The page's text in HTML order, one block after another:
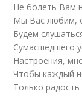
Не болеть Вам
Мы Вас любим,
Будем
Сумасшедшего
Настроения,
Чтобы каждый
Только радость